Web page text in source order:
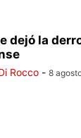
dejó la
Rocco - 8